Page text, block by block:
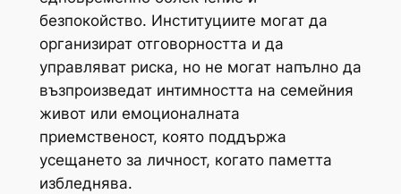
безпокойство. Институциите могат да
организират отговорността и да
управляват риска, но не могат напълно да
възпроизведат интимността на семейния
живот или емоционалната
приемственост, която поддържа
усещането за личност, когато паметта
избледнява.